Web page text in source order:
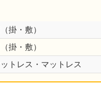
掛・敷）
掛・敷）
トレス・マットレス